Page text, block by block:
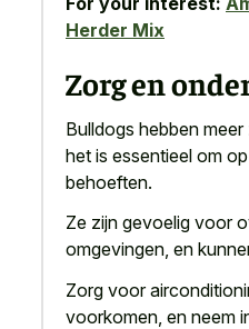
Herder Mix
Zorg en
Bulldogs hebben meer
het is essentieel om
behoeften.
Ze zijn gevoelig voor
omgevingen, en
Zorg voor
voorkomen, en neem